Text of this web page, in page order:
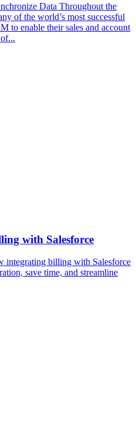
Data Throughout the
of the world’s most successful
to enable their sales and account
with Salesforce
integrating billing with Salesforce
save time, and streamline